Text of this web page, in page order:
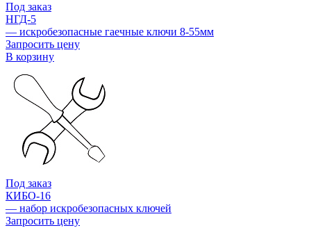
Под заказ
НГД-5
— искробезопасные гаечные ключи 8-55мм
Запросить цену
В корзину
Под заказ
КИБО-16
— набор искробезопасных ключей
Запросить цену